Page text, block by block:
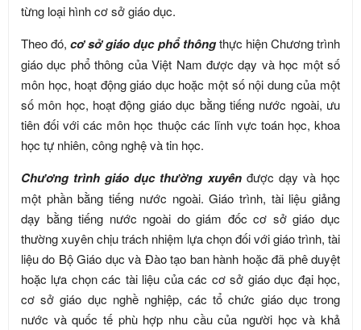
từng loại hình cơ sở giáo dục.
Theo đó,cơ sở giáo dục phổ thôngthực hiện Chương trình
giáo dục phổ thông của Việt Nam được dạy và học một số
môn học, hoạt động giáo dục hoặc một số nội dung của một
số môn học, hoạt động giáo dục bằng tiếng nước ngoài, ưu
tiên đối với các môn học thuộc các lĩnh vực toán học, khoa
học tự nhiên, công nghệ và tin học.
Chương trình giáo dục thường xuyênđược dạy và học
một phần bằng tiếng nước ngoài. Giáo trình, tài liệu giảng
dạy bằng tiếng nước ngoài do giám đốc cơ sở giáo dục
thường xuyên chịu trách nhiệm lựa chọn đối với giáo trình, tài
liệu do Bộ Giáo dục và Đào tạo ban hành hoặc đã phê duyệt
hoặc lựa chọn các tài liệu của các cơ sở giáo dục đại học,
cơ sở giáo dục nghề nghiệp, các tổ chức giáo dục trong
nước và quốc tế phù hợp nhu cầu của người học và khả